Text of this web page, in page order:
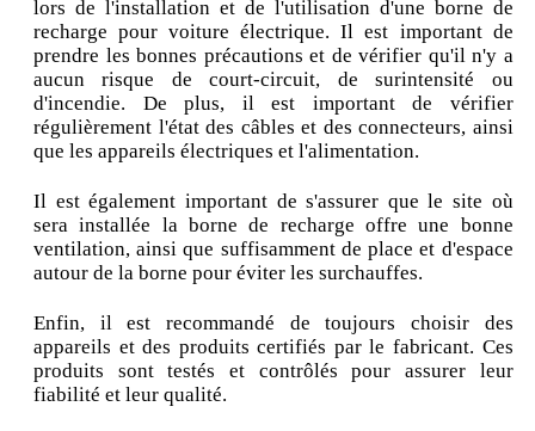
lors de l'installation et de l'utilisation d'une borne de
recharge pour voiture électrique. Il est important de
prendre les bonnes précautions et de vérifier qu'il n'y a
aucun risque de court-circuit, de surintensité ou
d'incendie. De plus, il est important de vérifier
régulièrement l'état des câbles et des connecteurs, ainsi
que les appareils électriques et l'alimentation.
Il est également important de s'assurer que le site où
sera installée la borne de recharge offre une bonne
ventilation, ainsi que suffisamment de place et d'espace
autour de la borne pour éviter les surchauffes.
Enfin, il est recommandé de toujours choisir des
appareils et des produits certifiés par le fabricant. Ces
produits sont testés et contrôlés pour assurer leur
fiabilité et leur qualité.